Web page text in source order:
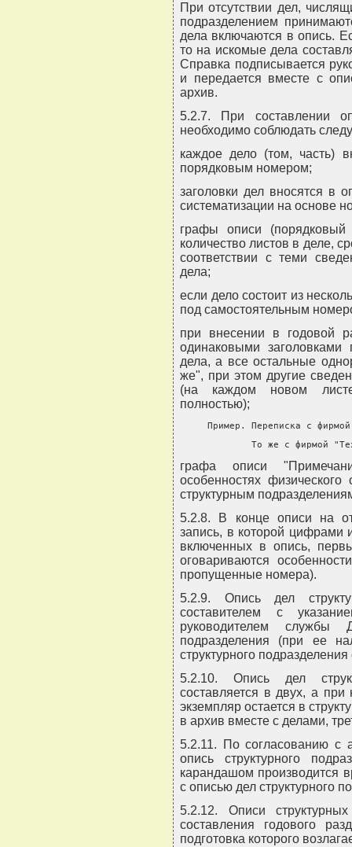
При отсутствии дел,
подразделением
дела включаются в опись.
то на искомые дела
Справка подписывается
и передается вместе с
архив.
5.2.7. При составлении
необходимо соблюдать
каждое дело (том, часть)
порядковым номером;
заголовки дел вносятся в
систематизации на основе
графы описи (порядковый
количество листов в деле,
соответствии с теми
дела;
если дело состоит из
под самостоятельным
при внесении в годовой
одинаковыми заголовками
дела, а все остальные
же", при этом другие
(на каждом новом листе
полностью);
Пример. Переписка с
То же с фирмой
графа описи
особенностях
структурным
5.2.8. В конце описи на
запись, в которой цифрами
включенных в опись,
оговариваются
пропущенные номера).
5.2.9. Опись дел
составителем с
руководителем службы
подразделения (при ее
структурного
5.2.10. Опись дел
составляется в двух, а
экземпляр остается в
в архив вместе с делами,
5.2.11. По согласованию с
опись структурного
карандашом производится
с описью дел структурного
5.2.12. Описи
составления годового
подготовка которого